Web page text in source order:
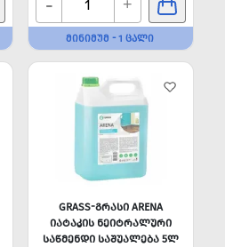
+
ᲛᲘᲜᲘᲛᲣᲛ - 1 ᲪᲐᲚᲘ
GRASS-ᲒᲠᲐᲡᲘ ARENA
ᲘᲐᲢᲐᲙᲘᲡ ᲜᲔᲘᲢᲠᲐᲚᲣᲠᲘ
ᲡᲐᲬᲛᲔᲜᲓᲘ ᲡᲐᲨᲣᲐᲚᲔᲑᲐ 5Ლ